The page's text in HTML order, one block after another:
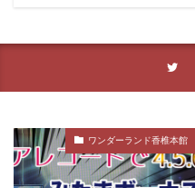
ワンダーランド香椎本館